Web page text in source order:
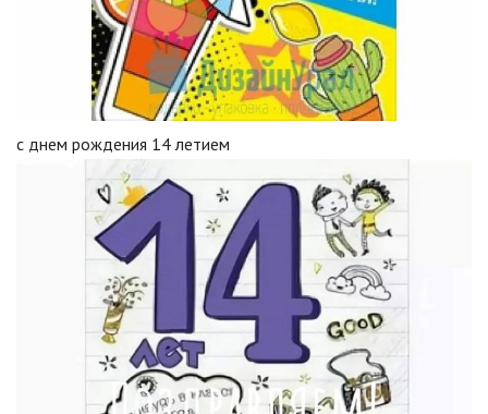
с днем рождения 14 летием